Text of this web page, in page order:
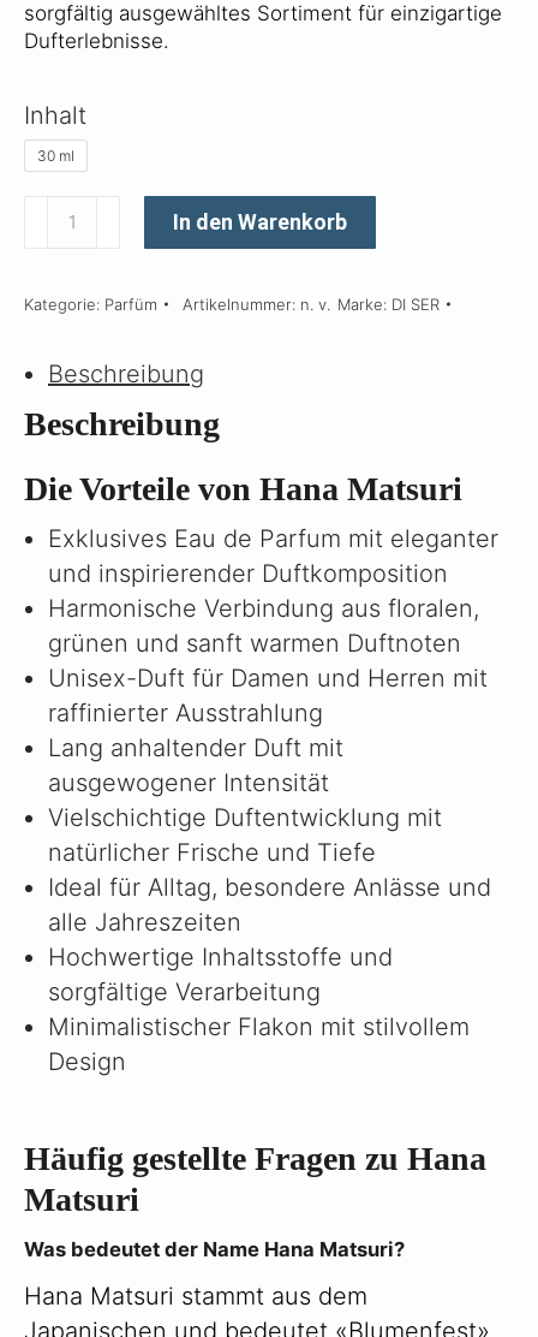
sorgfältig ausgewähltes Sortiment für einzigartige
Dufterlebnisse.
Inhalt
30 ml
Hana
Matsuri
In den Warenkorb
Kategorie: Parfüm Artikelnummer: n. v. Marke: DI SER
Beschreibung
Beschreibung
Die Vorteile von Hana Matsuri
Exklusives Eau de Parfum mit eleganter
und inspirierender Duftkomposition
Harmonische Verbindung aus floralen,
grünen und sanft warmen Duftnoten
Unisex-Duft für Damen und Herren mit
raffinierter Ausstrahlung
Lang anhaltender Duft mit
ausgewogener Intensität
Vielschichtige Duftentwicklung mit
natürlicher Frische und Tiefe
Ideal für Alltag, besondere Anlässe und
alle Jahreszeiten
Hochwertige Inhaltsstoffe und
sorgfältige Verarbeitung
Minimalistischer Flakon mit stilvollem
Design
Häufig gestellte Fragen zu Hana
Matsuri
Was bedeutet der Name Hana Matsuri?
Hana Matsuri stammt aus dem
Japanischen und bedeutet «Blumenfest».